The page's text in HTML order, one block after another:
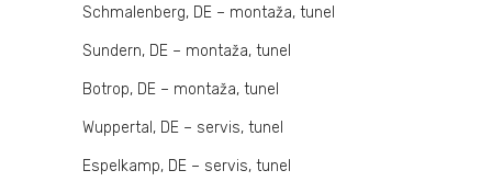
Schmalenberg, DE – montaža, tunel
Sundern, DE – montaža, tunel
Botrop, DE – montaža, tunel
Wuppertal, DE – servis, tunel
Espelkamp, DE – servis, tunel